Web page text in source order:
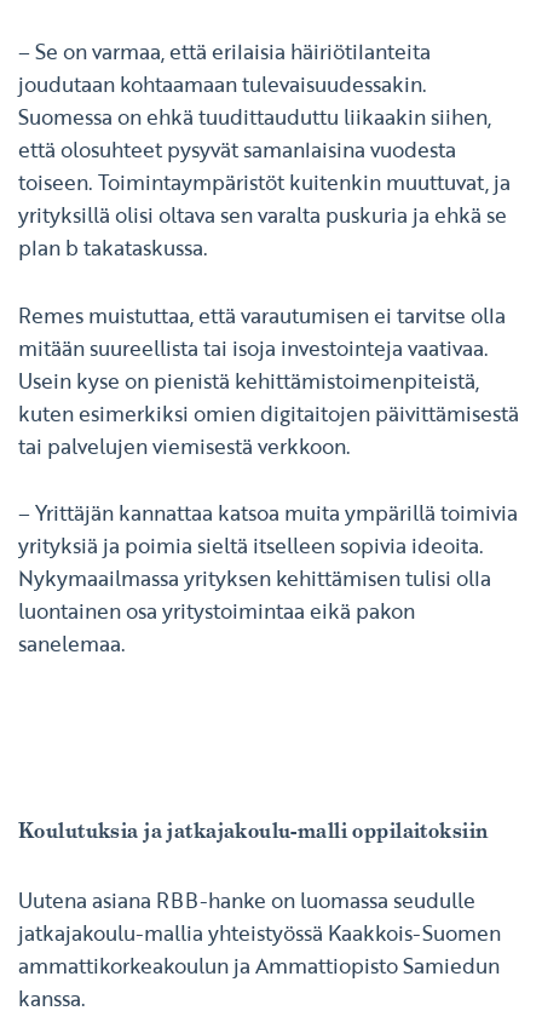
– Se on varmaa, että erilaisia häiriötilanteita
joudutaan kohtaamaan tulevaisuudessakin.
Suomessa on ehkä tuudittauduttu liikaakin siihen,
että olosuhteet pysyvät samanlaisina vuodesta
toiseen. Toimintaympäristöt kuitenkin muuttuvat, ja
yrityksillä olisi oltava sen varalta puskuria ja ehkä se
plan b takataskussa.
Remes muistuttaa, että varautumisen ei tarvitse olla
mitään suureellista tai isoja investointeja vaativaa.
Usein kyse on pienistä kehittämistoimenpiteistä,
kuten esimerkiksi omien digitaitojen päivittämisestä
tai palvelujen viemisestä verkkoon.
– Yrittäjän kannattaa katsoa muita ympärillä toimivia
yrityksiä ja poimia sieltä itselleen sopivia ideoita.
Nykymaailmassa yrityksen kehittämisen tulisi olla
luontainen osa yritystoimintaa eikä pakon
sanelemaa.
Koulutuksia ja jatkajakoulu-malli oppilaitoksiin
Uutena asiana RBB-hanke on luomassa seudulle
jatkajakoulu-mallia yhteistyössä Kaakkois-Suomen
ammattikorkeakoulun ja Ammattiopisto Samiedun
kanssa.